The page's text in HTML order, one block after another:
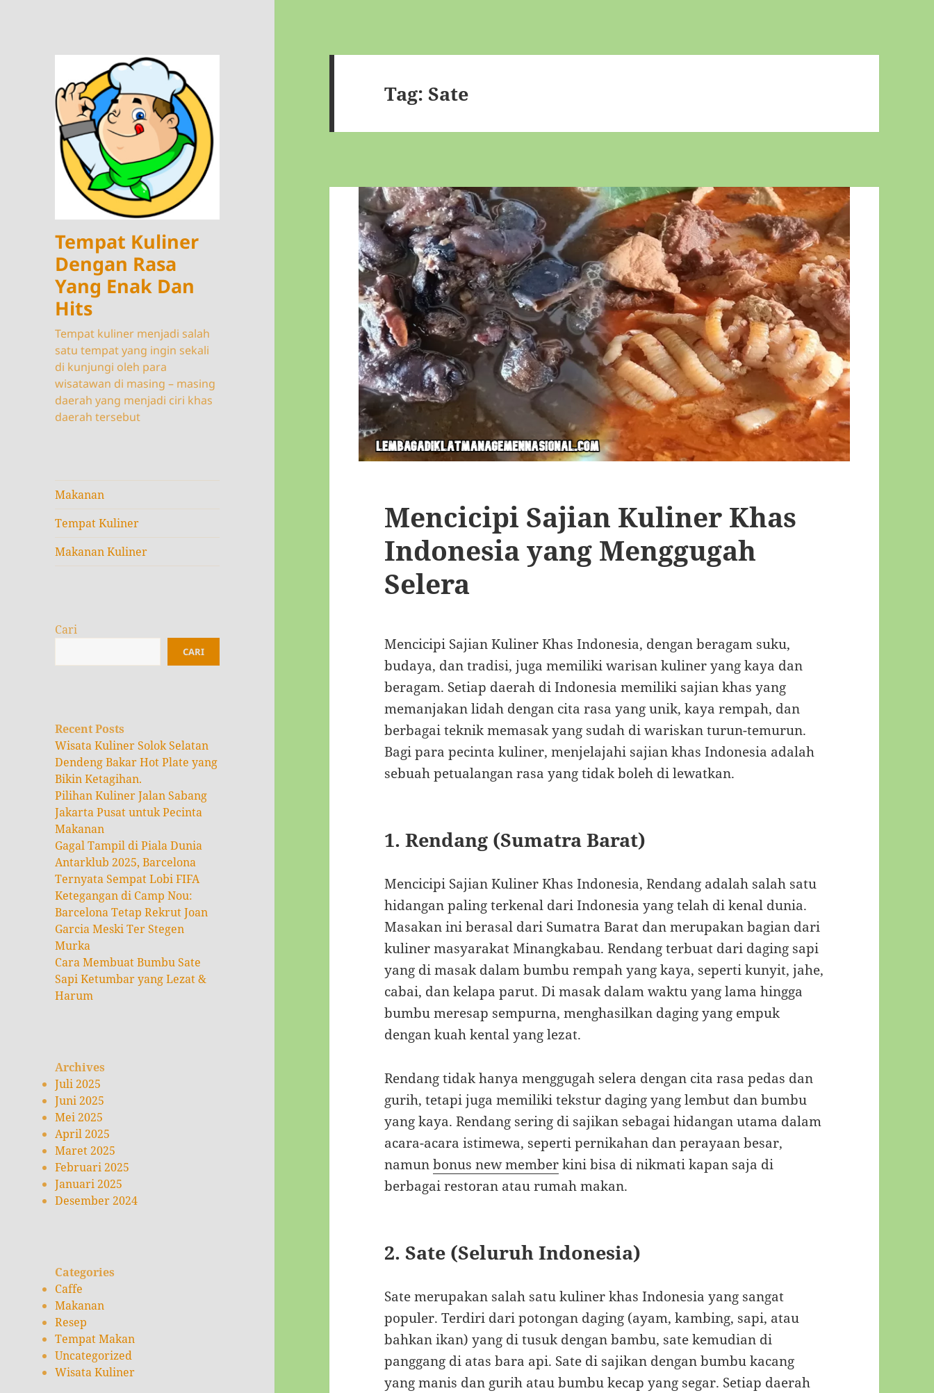
Tempat Kuliner
Dengan Rasa
Yang Enak Dan
Hits
Tempat kuliner menjadi salah
satu tempat yang ingin sekali
di kunjungi oleh para
wisatawan di masing – masing
daerah yang menjadi ciri khas
daerah tersebut
Makanan
Tempat Kuliner
Makanan Kuliner
Cari
CARI
Recent Posts
Wisata Kuliner Solok Selatan
Dendeng Bakar Hot Plate yang
Bikin Ketagihan.
Pilihan Kuliner Jalan Sabang
Jakarta Pusat untuk Pecinta
Makanan
Gagal Tampil di Piala Dunia
Antarklub 2025, Barcelona
Ternyata Sempat Lobi FIFA
Ketegangan di Camp Nou:
Barcelona Tetap Rekrut Joan
Garcia Meski Ter Stegen
Murka
Cara Membuat Bumbu Sate
Sapi Ketumbar yang Lezat &
Harum
Archives
Juli 2025
Juni 2025
Mei 2025
April 2025
Maret 2025
Februari 2025
Januari 2025
Desember 2024
Categories
Caffe
Makanan
Resep
Tempat Makan
Uncategorized
Wisata Kuliner
Tag:Sate
Mencicipi Sajian Kuliner Khas
Indonesia yang Menggugah
Selera
Mencicipi Sajian Kuliner Khas Indonesia, dengan beragam suku,
budaya, dan tradisi, juga memiliki warisan kuliner yang kaya dan
beragam. Setiap daerah di Indonesia memiliki sajian khas yang
memanjakan lidah dengan cita rasa yang unik, kaya rempah, dan
berbagai teknik memasak yang sudah di wariskan turun-temurun.
Bagi para pecinta kuliner, menjelajahi sajian khas Indonesia adalah
sebuah petualangan rasa yang tidak boleh di lewatkan.
1.Rendang (Sumatra Barat)
Mencicipi Sajian Kuliner Khas Indonesia, Rendang adalah salah satu
hidangan paling terkenal dari Indonesia yang telah di kenal dunia.
Masakan ini berasal dari Sumatra Barat dan merupakan bagian dari
kuliner masyarakat Minangkabau. Rendang terbuat dari daging sapi
yang di masak dalam bumbu rempah yang kaya, seperti kunyit, jahe,
cabai, dan kelapa parut. Di masak dalam waktu yang lama hingga
bumbu meresap sempurna, menghasilkan daging yang empuk
dengan kuah kental yang lezat.
Rendang tidak hanya menggugah selera dengan cita rasa pedas dan
gurih, tetapi juga memiliki tekstur daging yang lembut dan bumbu
yang kaya. Rendang sering di sajikan sebagai hidangan utama dalam
acara-acara istimewa, seperti pernikahan dan perayaan besar,
namunbonus new memberkini bisa di nikmati kapan saja di
berbagai restoran atau rumah makan.
2.Sate (Seluruh Indonesia)
Sate merupakan salah satu kuliner khas Indonesia yang sangat
populer. Terdiri dari potongan daging (ayam, kambing, sapi, atau
bahkan ikan) yang di tusuk dengan bambu, sate kemudian di
panggang di atas bara api. Sate di sajikan dengan bumbu kacang
yang manis dan gurih atau bumbu kecap yang segar. Setiap daerah